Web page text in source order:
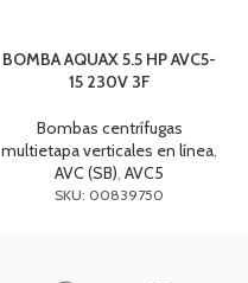
BOMBA AQUAX 5.5 HP AVC5-
15 230V 3F
Bombas centrífugas
multietapa verticales en línea,
AVC (SB), AVC5
SKU: 00839750